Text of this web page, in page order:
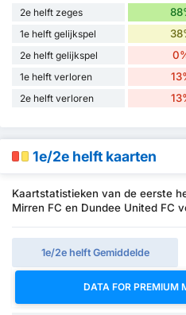
2e helft zeges
1e helft gelijkspel
2e helft gelijkspel
1e helft verloren
2e helft verloren
1e/2e helft kaarten
Kaartstatistieken van de eerste
Mirren FC en Dundee United FC
1e/2e helft Gemiddelde
DATA FOR PREMIUM